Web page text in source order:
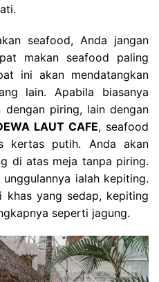
seafood, Anda jangan
makan seafood paling
ini akan mendatangkan
lain. Apabila biasanya
piring, lain dengan
LAUT CAFE, seafood
kertas putih. Anda akan
di atas meja tanpa piring.
ialah kepiting.
khas yang sedap, kepiting
seperti jagung.